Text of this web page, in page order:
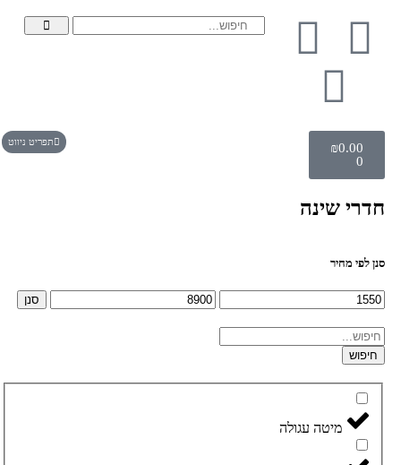
₪0.00
תפריט ניווט
חדרי שינה
סנן לפי מחיר
סנן
חיפוש
מיטה עגולה